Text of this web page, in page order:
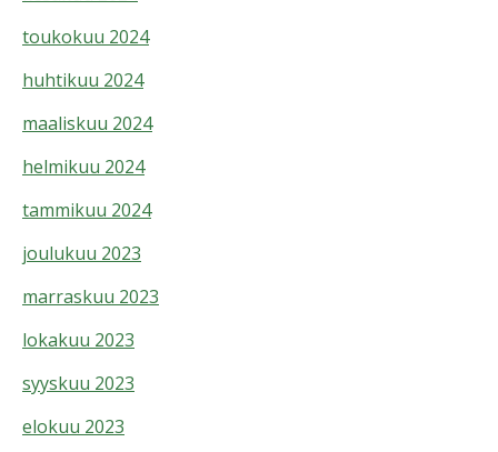
toukokuu 2024
huhtikuu 2024
maaliskuu 2024
helmikuu 2024
tammikuu 2024
joulukuu 2023
marraskuu 2023
lokakuu 2023
syyskuu 2023
elokuu 2023